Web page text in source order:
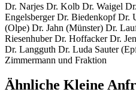
Dr. Narjes Dr. Kolb Dr. Waigel
Engelsberger Dr. Biedenkopf Dr.
(Olpe) Dr. Jahn (Münster) Dr.
Riesenhuber Dr. Hoffacker Dr.
Dr. Langguth Dr. Luda Sauter
Zimmermann und Fraktion
Ähnliche Kleine